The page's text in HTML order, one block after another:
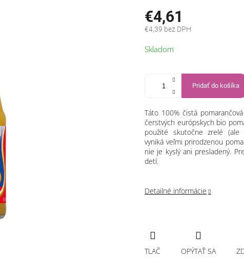
€4,61
€4,39 bez DPH
cena:
Skladom
Pridať do košíka
Táto 100% čistá
čerstvých európskych bio
použité skutočne zrelé
vyniká veľmi prirodzenou
nie je kyslý ani presladený.
detí.
Detailné informácie
TLAČ OPÝTAŤ SA